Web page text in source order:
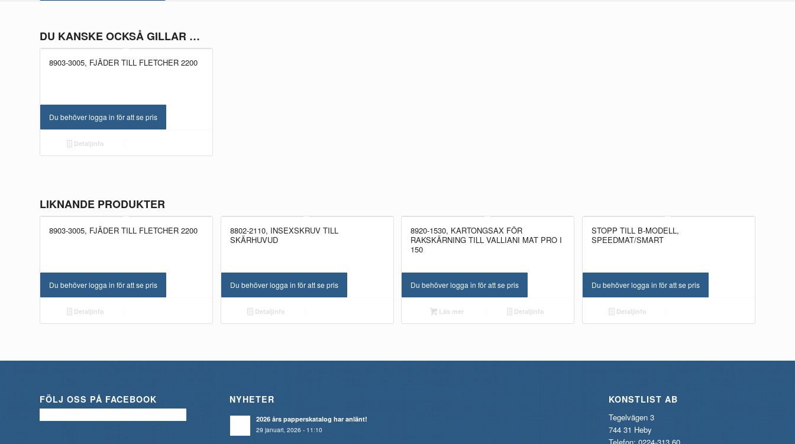
DU KANSKE OCKSÅ GILLAR …
8903-3005, FJÄDER TILL FLETCHER 2200
Du behöver logga in för att se pris
Detaljinfo
LIKNANDE PRODUKTER
8903-3005, FJÄDER TILL FLETCHER 2200
Du behöver logga in för att se pris
Detaljinfo
8802-2110, INSEXSKRUV TILL
SKÄRHUVUD
Du behöver logga in för att se pris
Detaljinfo
8920-1530, KARTONGSAX FÖR
RAKSKÄRNING TILL VALLIANI MAT PRO I
150
Du behöver logga in för att se pris
Läs mer Detaljinfo
STOPP TILL B-MODELL,
SPEEDMAT/SMART
Du behöver logga in för att se pris
Detaljinfo
FÖLJ OSS PÅ FACEBOOK NYHETER
2026 års papperskatalog har anlänt!
29 januari, 2026 - 11:10
KONSTLIST AB
Tegelvägen 3
744 31 Heby
Telefon: 0224-313 60